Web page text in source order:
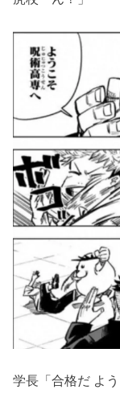
学長「合格だ よ